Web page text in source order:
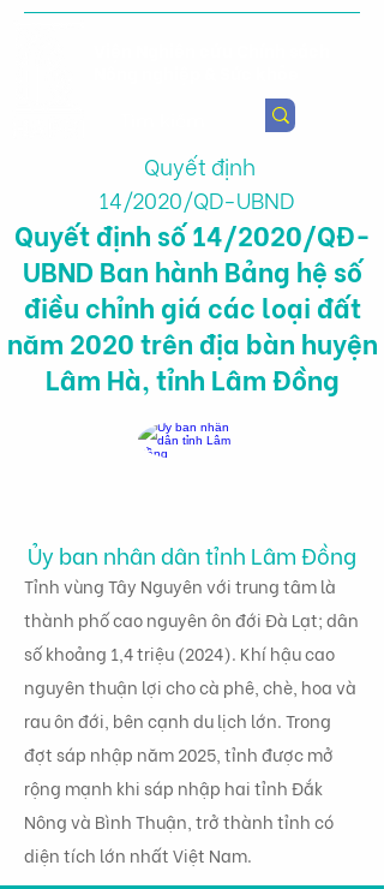
Quyết định
14/2020/QD-UBND
Quyết định số 14/2020/QĐ-
UBND Ban hành Bảng hệ số
điều chỉnh giá các loại đất
năm 2020 trên địa bàn huyện
Lâm Hà, tỉnh Lâm Đồng
Ủy ban nhân dân tỉnh Lâm Đồng
Tỉnh vùng Tây Nguyên với trung tâm là
thành phố cao nguyên ôn đới Đà Lạt; dân
số khoảng 1,4 triệu (2024). Khí hậu cao
nguyên thuận lợi cho cà phê, chè, hoa và
rau ôn đới, bên cạnh du lịch lớn. Trong
đợt sáp nhập năm 2025, tỉnh được mở
rộng mạnh khi sáp nhập hai tỉnh Đắk
Nông và Bình Thuận, trở thành tỉnh có
diện tích lớn nhất Việt Nam.